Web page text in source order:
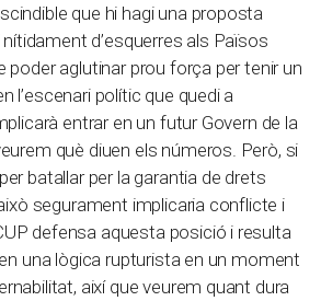
que hi hagi una proposta
d’esquerres als Països
poder aglutinar prou força per tenir un
l’escenari polític que quedi a
entrar en un futur Govern de la
què diuen els números. Però, si
batallar per la garantia de drets
segurament implicaria conflicte i
defensa aquesta posició i resulta
una lògica rupturista en un moment
així que veurem quant dura